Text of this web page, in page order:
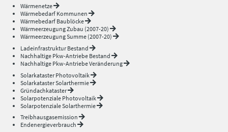
Wärmenetze
Wärmebedarf Kommunen
Wärmebedarf Baublöcke
Wärmeerzeugung Zubau (2007-20)
Wärmeerzeugung Summe (2007-20)
Ladeinfrastruktur Bestand
Nachhaltige Pkw-Antriebe Bestand
Nachhaltige Pkw-Antriebe Veränderung
Solarkataster Photovoltaik
Solarkataster Solarthermie
Gründachkataster
Solarpotenziale Photovoltaik
Solarpotenziale Solarthermie
Treibhausgasemission
Endenergieverbrauch